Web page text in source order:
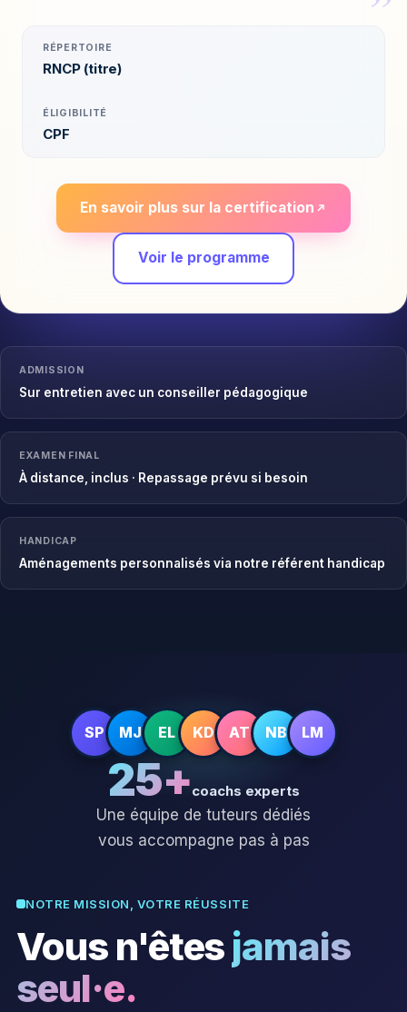
RÉPERTOIRE
RNCP (titre)
ÉLIGIBILITÉ
CPF
En savoir plus sur la certification
Voir le programme
ADMISSION
Sur entretien avec un conseiller pédagogique
EXAMEN FINAL
À distance, inclus · Repassage prévu si besoin
HANDICAP
Aménagements personnalisés via notre référent handicap
SP MJ EL KD AT NB LM
25+coachs experts
Une équipe de tuteurs dédiés
vous accompagne pas à pas
NOTRE MISSION, VOTRE RÉUSSITE
Vous n'êtesjamais
seul·e.